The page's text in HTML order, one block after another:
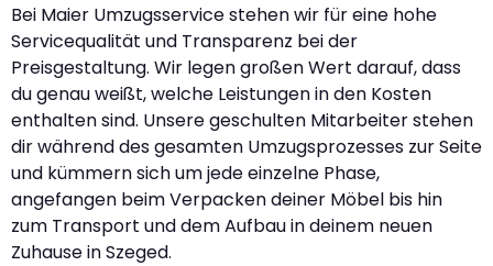
Bei Maier Umzugsservice stehen wir für eine hohe
Servicequalität und Transparenz bei der
Preisgestaltung. Wir legen großen Wert darauf, dass
du genau weißt, welche Leistungen in den Kosten
enthalten sind. Unsere geschulten Mitarbeiter stehen
dir während des gesamten Umzugsprozesses zur Seite
und kümmern sich um jede einzelne Phase,
angefangen beim Verpacken deiner Möbel bis hin
zum Transport und dem Aufbau in deinem neuen
Zuhause in Szeged.